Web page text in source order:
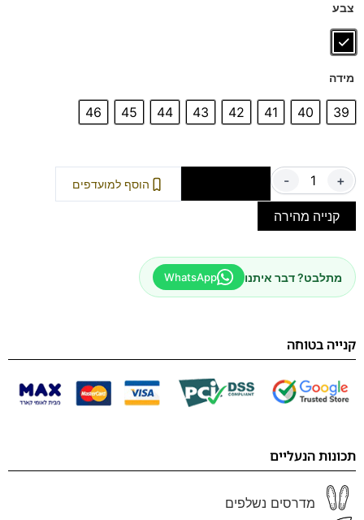
נעליים עשויות עור רך ואיכותי,
זיעה.
דגם זה מגיע גם במידות גדולות 47-48 לחץ כאן
דגם זה מגיע גם במידות קטנות 35-39 לחץ כאן
צבע
מידה
39
40
41
42
43
44
45
46
- + הוסף למועדפים
קנייה מהירה
מתלבט? דבר איתנו WhatsApp
קנייה בטוחה
תכונות הנעליים
מדרסים נשלפים